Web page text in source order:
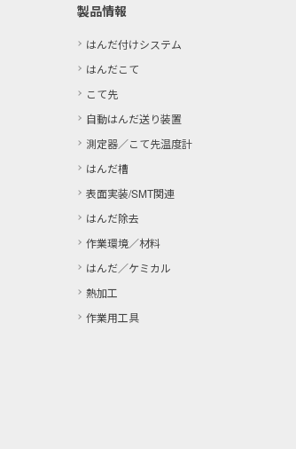
製品情報
はんだ付けシステム
はんだこて
こて先
自動はんだ送り装置
測定器／こて先温度計
はんだ槽
表面実装/SMT関連
はんだ除去
作業環境／材料
はんだ／ケミカル
熱加工
作業用工具